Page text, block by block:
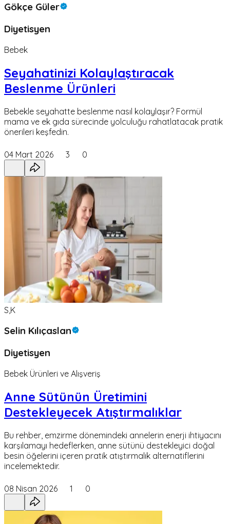
Gökçe Güler
Diyetisyen
Bebek
Seyahatinizi Kolaylaştıracak
Beslenme Ürünleri
Bebekle seyahatte beslenme nasıl kolaylaşır? Formül
mama ve ek gıda sürecinde yolculuğu rahatlatacak pratik
önerileri keşfedin.
04 Mart 2026 3 0
S,K
Selin Kılıçaslan
Diyetisyen
Bebek Ürünleri ve Alışveriş
Anne Sütünün Üretimini
Destekleyecek Atıştırmalıklar
Bu rehber, emzirme dönemindeki annelerin enerji ihtiyacını
karşılamayı hedeflerken, anne sütünü destekleyici doğal
besin öğelerini içeren pratik atıştırmalık alternatiflerini
incelemektedir.
08 Nisan 2026 1 0